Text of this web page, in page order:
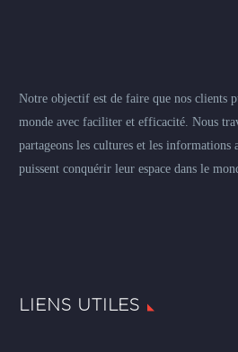
Notre objectif est de faire que nos clients
monde avec faciliter et efficacité. Nous
partageons les cultures et les informations
puissent conquérir leur espace dans le
LIENS UTILES